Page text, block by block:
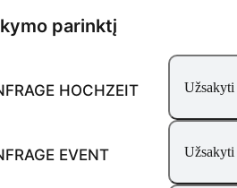
parinktį
HOCHZEIT Užsakyti
EVENT Užsakyti